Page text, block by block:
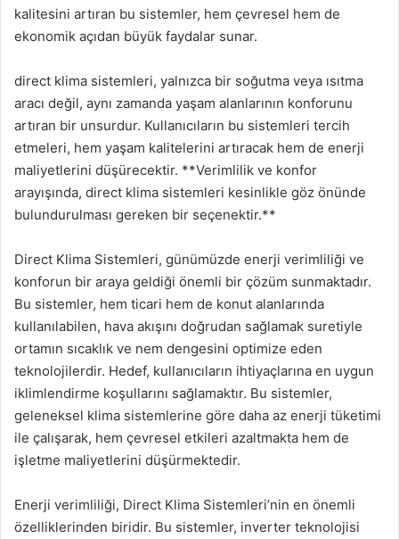
kalitesini artıran bu sistemler, hem çevresel hem de
ekonomik açıdan büyük faydalar sunar.
direct klima sistemleri, yalnızca bir soğutma veya ısıtma
aracı değil, aynı zamanda yaşam alanlarının konforunu
artıran bir unsurdur. Kullanıcıların bu sistemleri tercih
etmeleri, hem yaşam kalitelerini artıracak hem de enerji
maliyetlerini düşürecektir. **Verimlilik ve konfor
arayışında, direct klima sistemleri kesinlikle göz önünde
bulundurulması gereken bir seçenektir.**
Direct Klima Sistemleri, günümüzde enerji verimliliği ve
konforun bir araya geldiği önemli bir çözüm sunmaktadır.
Bu sistemler, hem ticari hem de konut alanlarında
kullanılabilen, hava akışını doğrudan sağlamak suretiyle
ortamın sıcaklık ve nem dengesini optimize eden
teknolojilerdir. Hedef, kullanıcıların ihtiyaçlarına en uygun
iklimlendirme koşullarını sağlamaktır. Bu sistemler,
geleneksel klima sistemlerine göre daha az enerji tüketimi
ile çalışarak, hem çevresel etkileri azaltmakta hem de
işletme maliyetlerini düşürmektedir.
Enerji verimliliği, Direct Klima Sistemleri’nin en önemli
özelliklerinden biridir. Bu sistemler, inverter teknolojisi